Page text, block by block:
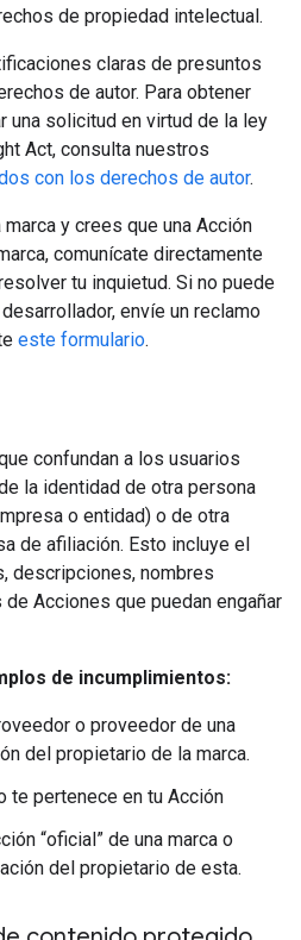
de propiedad intelectual.
claras de presuntos
de autor. Para obtener
una solicitud en virtud de la ley
Act, consulta nuestros
con los derechos de autor.
y crees que una Acción
comunícate directamente
tu inquietud. Si no puede
envíe un reclamo
este formulario.
confundan a los usuarios
la identidad de otra persona
o entidad) o de otra
de afiliación. Esto incluye el
descripciones, nombres
Acciones que puedan engañar
de incumplimientos:
o proveedor de una
del propietario de la marca.
te pertenece en tu Acción
“oficial” de una marca o
del propietario de esta.